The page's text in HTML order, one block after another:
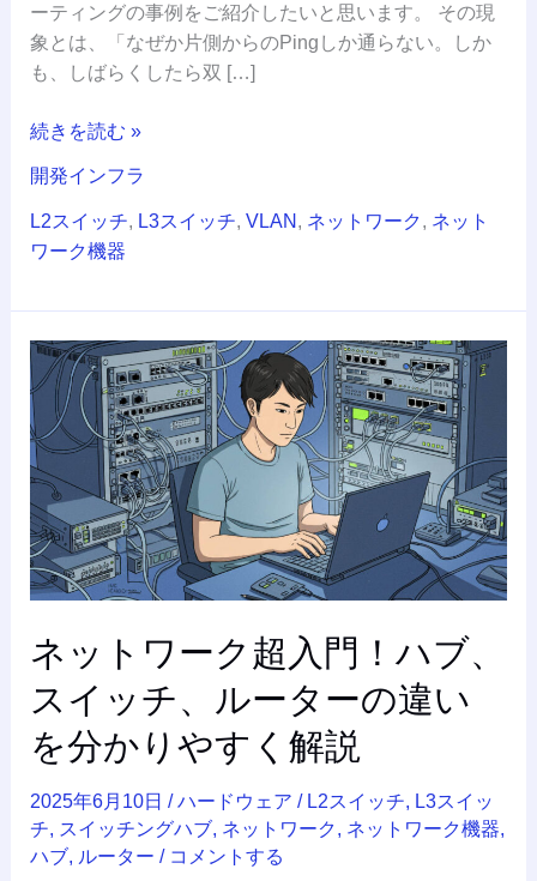
ーティングの事例をご紹介したいと思います。 その現
象とは、「なぜか片側からのPingしか通らない。しか
も、しばらくしたら双 […]
は
L3
ス
ッ
チ
「あ
の
定」
だ
っ
た！
続きを読む »
開発インフラ
L2スイッチ, L3スイッチ, VLAN , ネットワーク , ネット
ワーク機器
ネットワーク超入門！ハブ、
スイッチ、ルーターの違い
を分かりやすく解説
2025年6月10日 / ハードウェア / L2スイッチ, L3スイッ
チ, スイッチングハブ, ネットワーク , ネットワーク機器,
ハブ, ルーター / コメントする
ネ
ッ
ト
ワ
ー
ク
超
入
門！
ブ、
イ
ッ
ル
ー
タ